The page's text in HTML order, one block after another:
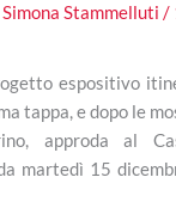
Simona Stammelluti/
espositivo
tappa, e dopo le
approda al
martedì 15